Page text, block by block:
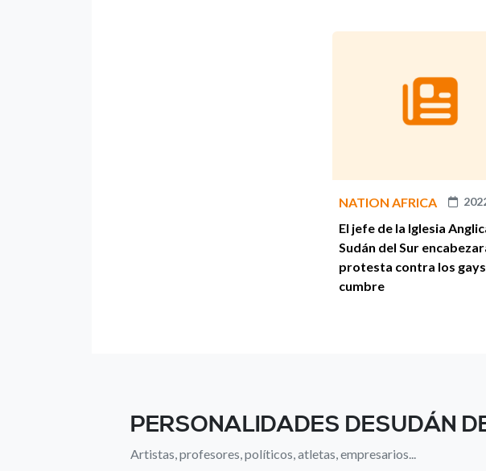
NATION AFRICA
El jefe de la Iglesia
Sudán del Sur
protesta contra los gays
cumbre
PERSONALIDADES DESUDÁN
Artistas, profesores, políticos, atletas, empresarios...